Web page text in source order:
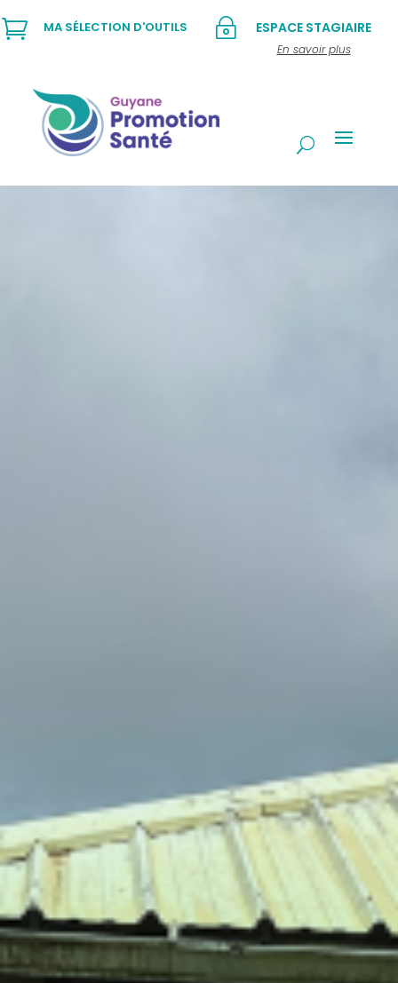
~ ESPACE STAGIAIRE
En savoir plus
 MA SÉLECTION D'OUTILS